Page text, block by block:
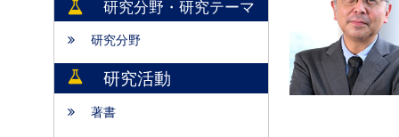
研究分野・研究テーマ
研究分野
研究活動
著書